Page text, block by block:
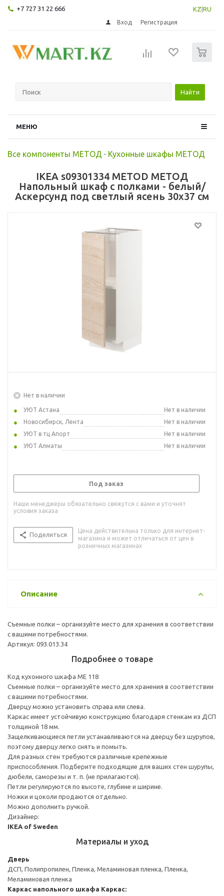
+7 727 31 22 666 KZ RU
Вход Регистрация
Найти
МЕНЮ
Все компоненты МЕТОД - Кухонные шкафы МЕТОД
IKEA s09301334 METOD МЕТОД
Напольный шкаф с полками - белый/
Аскерсунд под светлый ясень 30x37 см
Нет в наличии
УЮТ Астана
Нет в наличии
Новосибирск, Лента
Нет в наличии
УЮТ в тц Апорт
Нет в наличии
УЮТ Алматы
Нет в наличии
Под заказ
Наши менеджеры обязательно свяжутся с вами и уточнят
условия заказа
Поделиться
Цена действительна только для интернет-
магазина и может отличаться от цен в
розничных магазинах
Описание
Съемные полки – организуйте место для хранения в соответствии
с вашими потребностями.
Артикул: 093.013.34
Подробнее о товаре
Код кухонного шкафа ME 118
Съемные полки – организуйте место для хранения в соответствии
с вашими потребностями.
Дверцу можно установить справа или слева.
Каркас имеет устойчивую конструкцию благодаря стенкам из ДСП
толщиной 18 мм.
Защелкивающиеся петли устанавливаются на дверцу без шурупов,
поэтому дверцу легко снять и помыть.
Для разных стен требуются различные крепежные
приспособления. Подберите подходящие для ваших стен шурупы,
дюбели, саморезы и т. п. (не прилагаются).
Петли регулируются по высоте, глубине и ширине.
Ножки и цоколи продаются отдельно.
Можно дополнить ручкой.
Дизайнер:
IKEA of Sweden
Материалы и уход
Дверь
ДСП, Полипропилен, Пленка, Меламиновая пленка, Пленка,
Меламиновая пленка
Каркас напольного шкафа Каркас: